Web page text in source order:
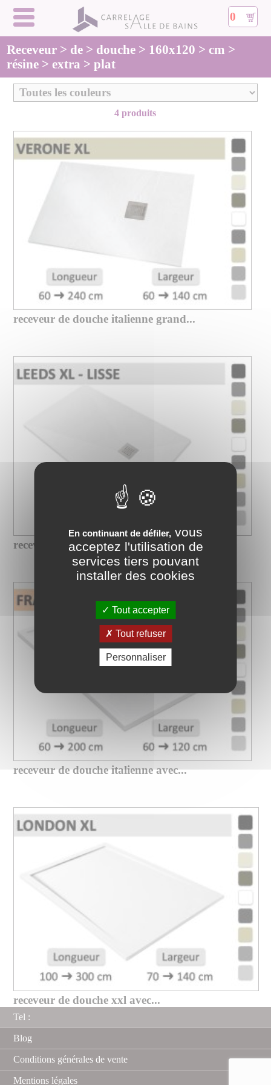
0
Receveur > de > douche > 160x120 > cm >
résine > extra > plat
4 produits
receveur de douche italienne grand...
receveur de douche xxl sur mesure...
receveur de douche italienne avec...
receveur de douche xxl avec...
Tel :
Blog
Conditions générales de vente
Mentions légales
En continuant de défiler, vous
acceptez l'utilisation de
services tiers pouvant
installer des cookies
Tout accepter
Tout refuser
Personnaliser